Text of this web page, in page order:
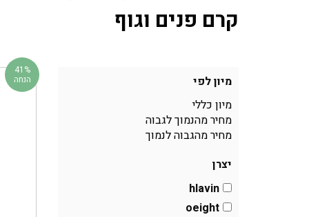
קרם פנים וגוף
41%
הנחה
מיון לפי
מיון כללי
מחיר מהנמוך לגבוה
מחיר מהגבוה לנמוך
יצרן
hlavin
oeight